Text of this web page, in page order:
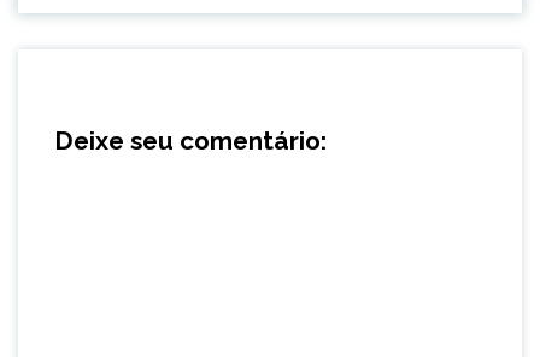
Deixe seu comentário: